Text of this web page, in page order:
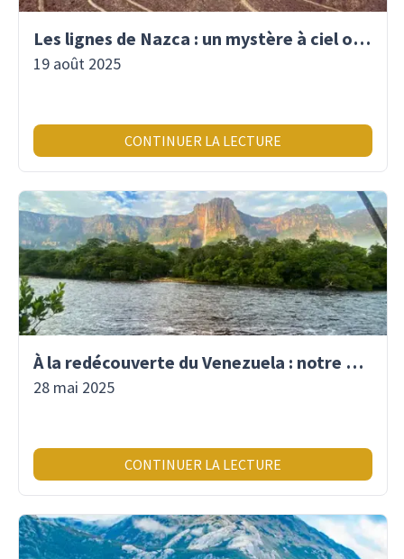
Les lignes de Nazca : un mystère à ciel ouvert
19 août 2025
CONTINUER LA LECTURE
À la redécouverte du Venezuela : notre premier voyage là-bas depuis 2017
28 mai 2025
CONTINUER LA LECTURE